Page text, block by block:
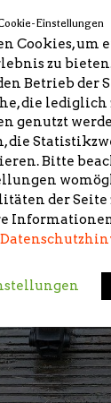
Einstellungen
Cookies, um
zu
Betrieb der
die
genutzt
die
Bitte
der Seite